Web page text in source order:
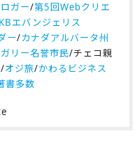
ガー/第5回Webクリエ
エバンジェリス
ー/カナダアルバータ州
リー名誉市民/チェコ親
オジ旅/かわるビジネス
書多数